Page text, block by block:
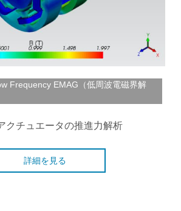
Frequency EMAG（低周波電磁界解
クチュエータの推進力解析
詳細を見る